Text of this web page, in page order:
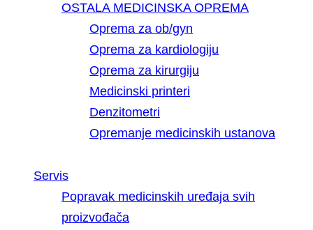
OSTALA MEDICINSKA OPREMA
Oprema za ob/gyn
Oprema za kardiologiju
Oprema za kirurgiju
Medicinski printeri
Denzitometri
Opremanje medicinskih ustanova
Servis
Popravak medicinskih uređaja svih
proizvođača